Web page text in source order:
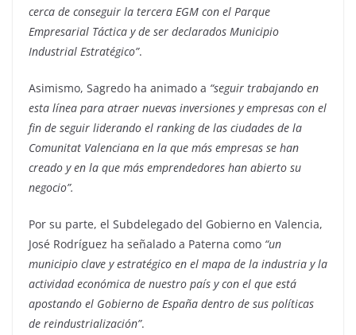
cerca de conseguir la tercera EGM con el Parque
Empresarial Táctica y de ser declarados Municipio
Industrial Estratégico”.
Asimismo, Sagredo ha animado a “seguir trabajando en
esta línea para atraer nuevas inversiones y empresas con el
fin de seguir liderando el ranking de las ciudades de la
Comunitat Valenciana en la que más empresas se han
creado y en la que más emprendedores han abierto su
negocio”.
Por su parte, el Subdelegado del Gobierno en Valencia,
José Rodríguez ha señalado a Paterna como “un
municipio clave y estratégico en el mapa de la industria y la
actividad económica de nuestro país y con el que está
apostando el Gobierno de España dentro de sus políticas
de reindustrialización”.